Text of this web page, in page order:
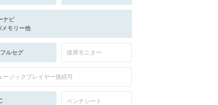
ナビ
メモリー他
ルセグ 後席モニター
ージックプレイヤー接続可
ベンチシート